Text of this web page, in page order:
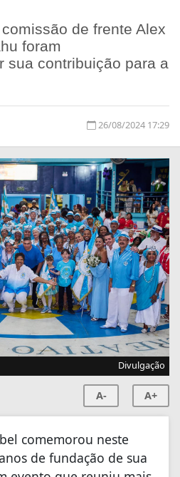
de frente Alex
foram
sua contribuição para a
26/08/2024 17:29
Divulgação
A- A+
comemorou neste
de fundação de sua